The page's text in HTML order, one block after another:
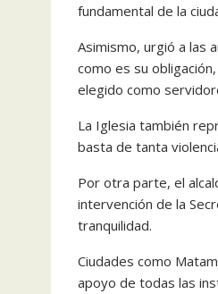
fundamental de la
Asimismo, urgió a las
como es su
elegido como
La Iglesia también
basta de tanta
Por otra parte, el
intervención de la
tranquilidad.
Ciudades como
apoyo de todas las